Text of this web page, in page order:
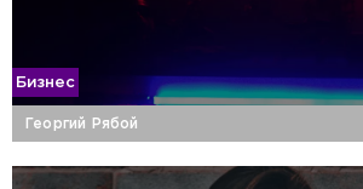
Бизнес
Георгий Рябой